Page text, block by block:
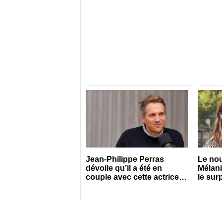
Jean-Philippe Perras
dévoile qu’il a été en
couple avec cette actrice
Le
le